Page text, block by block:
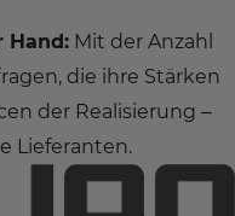
Hand: Mit der Anzahl
die ihre Stärken
der Realisierung –
Lieferanten.